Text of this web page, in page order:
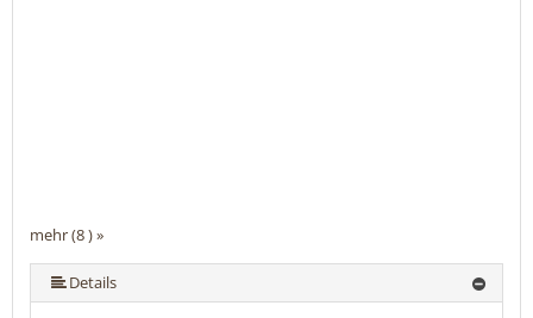
mehr (8 ) »
mehr (8 ) »
mehr (8 ) »
mehr (8 ) »
mehr (8 ) »
Details